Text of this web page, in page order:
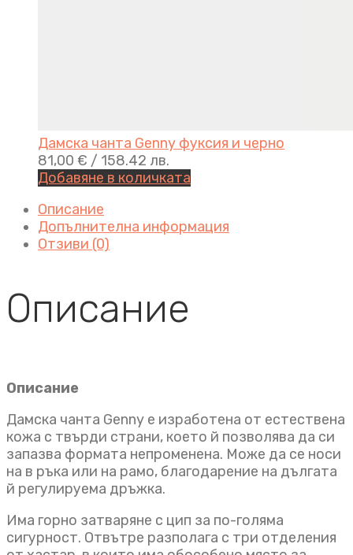
Дамска чанта Genny фуксия и черно
81,00 € / 158.42 лв.
Добавяне в количката
Описание
Допълнителна информация
Отзиви (0)
Описание
Описание
Дамска чанта Genny е изработена от естествена
кожа с твърди страни, което й позволява да си
запазва формата непроменена. Може да се носи
на в ръка или на рамо, благодарение на дългата
й регулируема дръжка.
Има горно затваряне с цип за по-голяма
сигурност. Отвътре разполага с три отделения